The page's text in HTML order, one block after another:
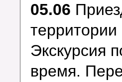
05.06
Экскурсия
время.